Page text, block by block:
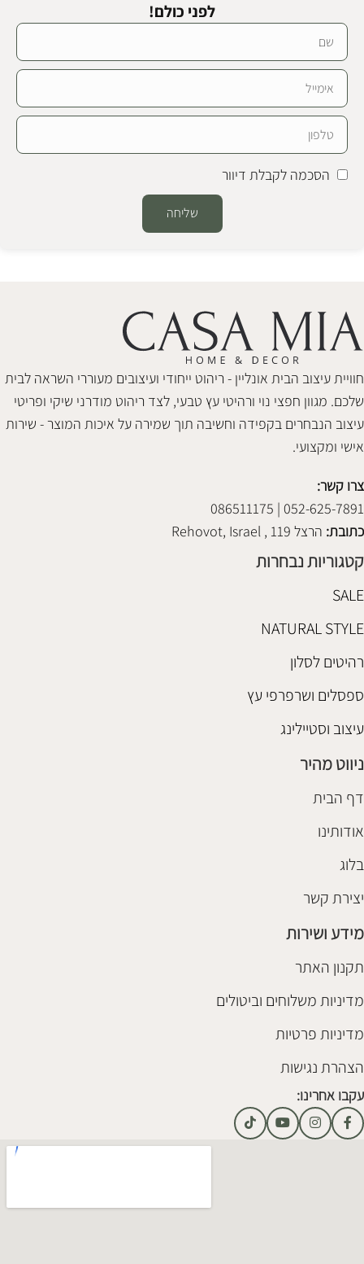
לפני כולם!
הסכמה לקבלת דיוור
שליחה
חוויית עיצוב הבית אונליין - ריהוט ייחודי ועיצובים מעוררי השראה לבית
שלכם. מגוון חפצי נוי ורהיטי עץ טבעי, לצד ריהוט מודרני שיקי ופריטי
עיצוב הנבחרים בקפידה וחשיבה תוך שמירה על איכות המוצר - שירות
אישי ומקצועי.
צרו קשר:
052-625-7891 | 086511175
כתובת: הרצל 119 , Rehovot, Israel
קטגוריות נבחרות
SALE
NATURAL STYLE
רהיטים לסלון
ספסלים ושרפרפי עץ
עיצוב וסטיילינג
ניווט מהיר
דף הבית
אודותינו
בלוג
יצירת קשר
מידע ושירות
תקנון האתר
מדיניות משלוחים וביטולים
מדיניות פרטיות
הצהרת נגישות
עקבו אחרינו: